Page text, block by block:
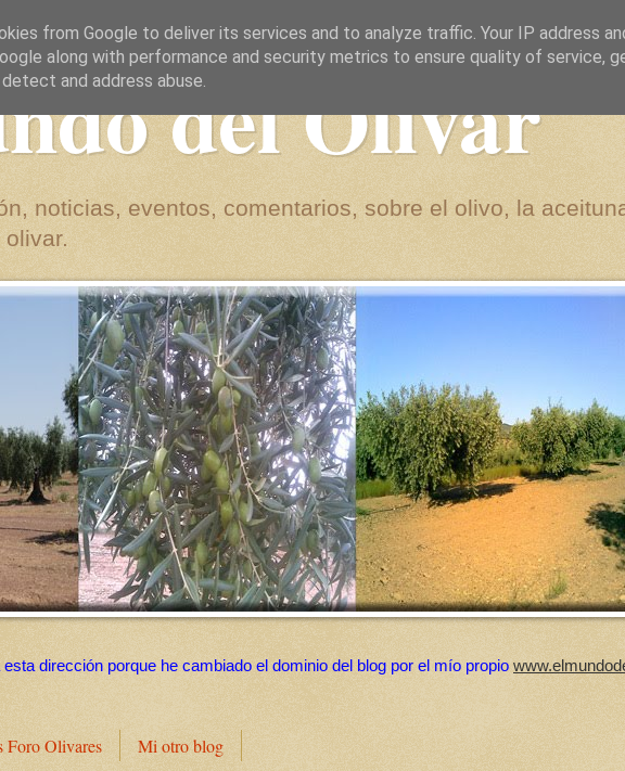
del Olivar
noticias, eventos, comentarios, sobre el olivo, la
dirección porque he cambiado el dominio del blog por el mío propio
Foro Olivares Mi otro blog
from Google to deliver its services and to analyze traffic. Your IP address
along with performance and security metrics to ensure quality of service,
and address abuse.